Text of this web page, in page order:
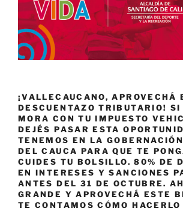
¡VALLECAUCANO, APROVECHÁ
DESCUENTAZO TRIBUTARIO! SI
MORA CON TU IMPUESTO
DEJÉS PASAR ESTA
TENEMOS EN LA
DEL CAUCA PARA QUE TE
CUIDES TU BOLSILLO. 80% DE
EN INTERESES Y SANCIONES
ANTES DEL 31 DE OCTUBRE.
GRANDE Y APROVECHÁ ESTE
TE CONTAMOS CÓMO HACERLO